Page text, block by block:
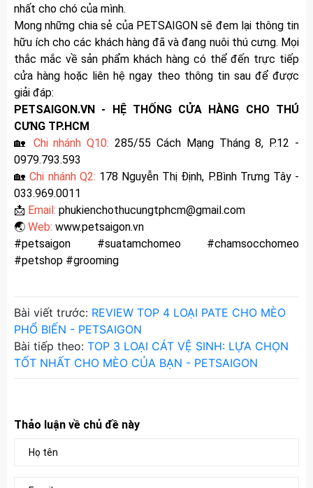
nhất cho chó của mình.
Mong những chia sẻ của PETSAIGON sẽ đem lại thông tin
hữu ích cho các khách hàng đã và đang nuôi thú cưng. Mọi
thắc mắc về sản phẩm khách hàng có thể đến trực tiếp
cửa hàng hoặc liên hệ ngay theo thông tin sau để được
giải đáp:
PETSAIGON.VN - HỆ THỐNG CỬA HÀNG CHO THÚ
CƯNG TP.HCM
🏡 Chi nhánh Q10: 285/55 Cách Mạng Tháng 8, P.12 -
0979.793.593
🏡Chi nhánh Q2: 178 Nguyễn Thị Định, P.Bình Trưng Tây -
033.969.0011
📩 Email: phukienchothucungtphcm@gmail.com
🌏 Web: www.petsaigon.vn
#petsaigon #suatamchomeo #chamsocchomeo
#petshop #grooming
Bài viết trước: REVIEW TOP 4 LOẠI PATE CHO MÈO
PHỔ BIẾN - PETSAIGON
Bài tiếp theo: TOP 3 LOẠI CÁT VỆ SINH: LỰA CHỌN
TỐT NHẤT CHO MÈO CỦA BẠN - PETSAIGON
Thảo luận về chủ đề này